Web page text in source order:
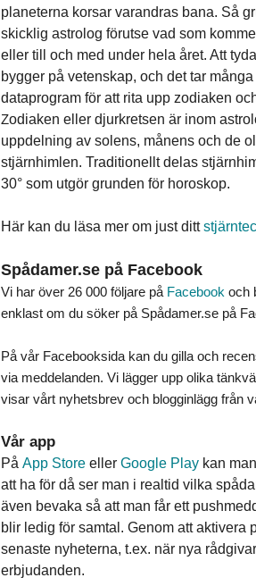
planeterna korsar varandras bana. Så
skicklig astrolog förutse vad som
eller till och med under hela året. Att
bygger på vetenskap, och det tar
dataprogram för att rita upp zodiaken
Zodiaken eller djurkretsen är inom
uppdelning av solens, månens och de
stjärnhimlen. Traditionellt delas
30° som utgör grunden för horoskop.
Här kan du läsa mer om just ditt
Spådamer.se på Facebook
Vi har över 26 000 följare på Facebook och
enklast om du söker på Spådamer.se på
På vår Facebooksida kan du gilla och
via meddelanden. Vi lägger upp olika
visar vårt nyhetsbrev och blogginlägg från
Vår app
På App Storeeller Google Playkan
att ha för då ser man i realtid vilka
även bevaka så att man får ett
blir ledig för samtal. Genom att aktivera
senaste nyheterna, t.ex. när nya
erbjudanden.